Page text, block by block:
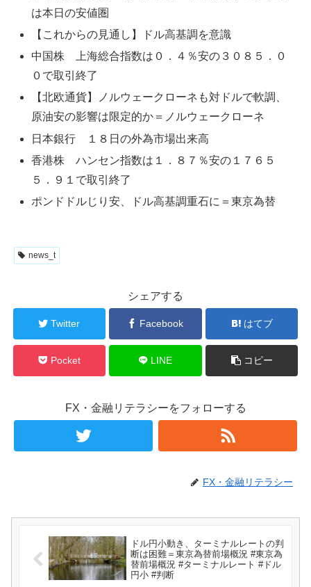
は本日の安値圏
【これからの見通し】ドル高基調を意識
中国株 上海総合指数は０．４％安の３０８５．０
０で取引終了
【北欧通貨】ノルウェークローネも対ドルで軟調、
原油安の影響は限定的か＝ノルウェークローネ
日本銀行 １８日の外為市場出来高
香港株 ハンセン指数は１．８７％安の１７６５
５．９１で取引終了
ポンドドルじり安、ドル高基調重石に＝東京為替
news_t
シェアする
Twitter Facebook はてブ
Pocket LINE コピー
FX・金融リテラシーをフォローする
FX・金融リテラシー
ドル円小動き、ターミナルレートの判
断は困難＝東京為替前場概況 #東京為
替前場概況 #ターミナルレート #ドル
円小 #判断